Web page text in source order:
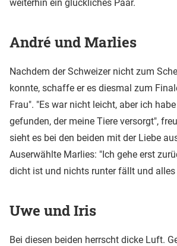
weiterhin ein glückliches Paar.
André und Marlies
Nachdem der Schweizer nicht zum
konnte, schaffe er es diesmal zum
Frau". "Es war nicht leicht, aber ich
gefunden, der meine Tiere versorgt",
sieht es bei den beiden mit der Liebe
Auserwählte Marlies: "Ich gehe erst
dicht ist und nichts runter fällt und
Uwe und Iris
Bei diesen beiden herrscht dicke Luft.